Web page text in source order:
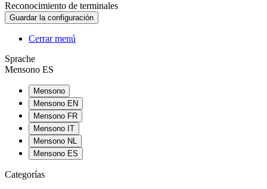
Reconocimiento de terminales
Cerrar menú
Sprache
Mensono ES
Mensono
Mensono EN
Mensono FR
Mensono IT
Mensono NL
Mensono ES
Categorías